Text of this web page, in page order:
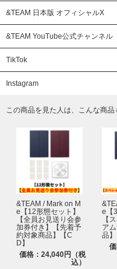
①ミニトークステージ + メン
③メンバー全員プレミアムサ
※①、②はメンバー選択可能で
※全会場で、特典会の内容は
※③、④はメンバー全員とお客
●開催日程
【京都】2025年12月7日(日)
※2025/11/27更新：メンバー
す。
詳細はこちら：
https://
【神奈川】2026年2月11日(
■メンバーオンラインイベン
いただけます)
※2025/10/24更新：メンバー
なっておりましたが、下記記
＞で個別オンラインサイン会
ただきます。
■イベント当日に必要なもの
「整理番号付きイベント参加
※本企画は「整理番号付きイ
能です。
※お見送り会開催時間、集合
する「整理番号付きイベント
※販売サイト毎に「整理番号
す。
でのご案内となります。整理
見送り会」にご参加いただけ
※「整理番号付きイベント参
た場合、ご参加はできません
※「整理番号付きイベント参
いても再発行はできかねます
■イベントに関する注意事項
・本イベントは、ユニバーサ
LLC)、株式会社HYBE JAPAN
に取得した情報(個人情報を
じめご了承ください。
&TEAM 日本版 オフィシャルX
&TEAM YouTube公式チャンネル
TikTok
Instagram
この商品を見た人は、こんな商品
&TEAM / Mark on M
e【12形態セット】
【全員お見送り会参
加券付き】【先着予
約対象商品】【C
D】
価格：24,040円（税
込）
e【
【
ア
品】